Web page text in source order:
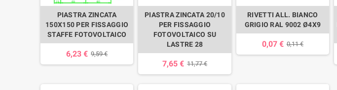
PIASTRA ZINCATA
150X150 PER FISSAGGIO
STAFFE FOTOVOLTAICO
6,23 € 9,59 €
PIASTRA ZINCATA 20/10
PER FISSAGGIO
FOTOVOLTAICO SU
LASTRE 28
7,65 € 11,77 €
RIVETTI ALL. BIANCO
GRIGIO RAL 9002 Ø4X9
0,07 € 0,11 €